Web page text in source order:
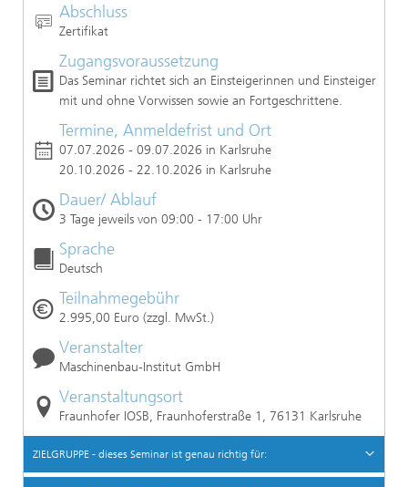
Abschluss
Zertifikat
Zugangsvoraussetzung
Das Seminar richtet sich an Einsteigerinnen und Einsteiger
mit und ohne Vorwissen sowie an Fortgeschrittene.
Termine, Anmeldefrist und Ort
07.07.2026 - 09.07.2026 in Karlsruhe
20.10.2026 - 22.10.2026 in Karlsruhe
Dauer/ Ablauf
3 Tage jeweils von 09:00 - 17:00 Uhr
Sprache
Deutsch
Teilnahmegebühr
2.995,00 Euro (zzgl. MwSt.)
Veranstalter
Maschinenbau-Institut GmbH
Veranstaltungsort
Fraunhofer IOSB, Fraunhoferstraße 1, 76131 Karlsruhe
ZIELGRUPPE - dieses Seminar ist genau richtig für: